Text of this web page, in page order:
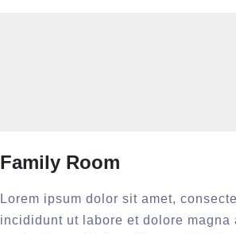
Family Room
Lorem ipsum dolor sit amet,
incididunt ut labore et dolore